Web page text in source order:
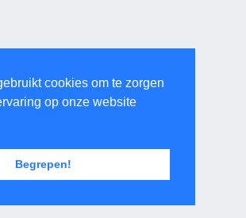
cookies om te zorgen
op onze website
Begrepen!